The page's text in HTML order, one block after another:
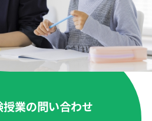
業の問い合わせ